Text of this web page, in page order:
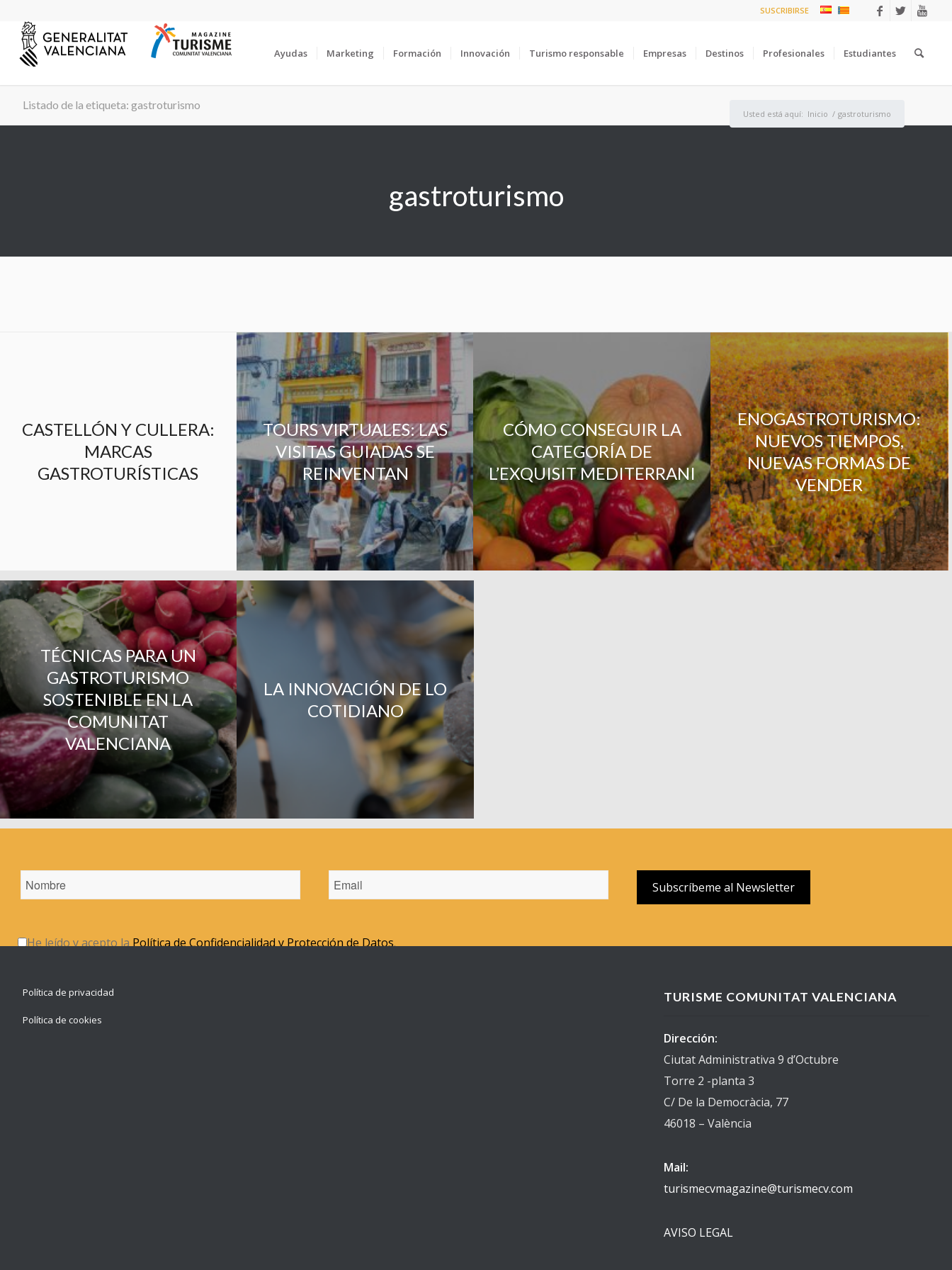
SUSCRIBIRSE
Ayudas Marketing Formación Innovación Turismo responsable Empresas Destinos Profesionales Estudiantes
Listado de la etiqueta: gastroturismo
Usted está aquí: Inicio / gastroturismo
gastroturismo
CASTELLÓN Y CULLERA:
MARCAS
GASTROTURÍSTICAS
TOURS VIRTUALES: LAS
VISITAS GUIADAS SE
REINVENTAN
CÓMO CONSEGUIR LA
CATEGORÍA DE
L’EXQUISIT MEDITERRANI
ENOGASTROTURISMO:
NUEVOS TIEMPOS,
NUEVAS FORMAS DE
VENDER
TÉCNICAS PARA UN
GASTROTURISMO
SOSTENIBLE EN LA
COMUNITAT
VALENCIANA
LA INNOVACIÓN DE LO
COTIDIANO
He leído y acepto laPolítica de Confidencialidad y Protección de Datos.
Política de privacidad
Política de cookies
TURISME COMUNITAT VALENCIANA
Dirección:
Ciutat Administrativa 9 d’Octubre
Torre 2 -planta 3
C/ De la Democràcia, 77
46018 – València
Mail:
turismecvmagazine@turismecv.com
AVISO LEGAL